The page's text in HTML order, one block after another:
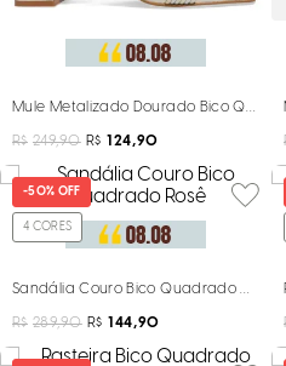
Mule Metalizado Dourado Bico
R$ 249,90 R$ 124,90
-50% OFF
4 CORES
Sandália Couro Bico Quadrado Rosê
R$ 289,90 R$ 144,90